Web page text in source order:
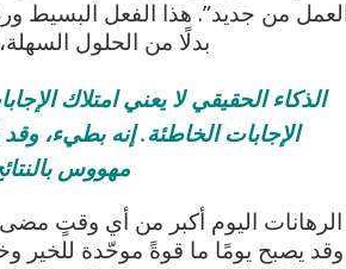
العمل من جديد”. هذا الفعل البسيط
بدلًا من الحلول
الذكاء الحقيقي لا يعني امتلاك
الإجابات الخاطئة.إنه بطيء،
مهووس
الرهانات اليوم أكبر من أي وقتٍ
وقد يصبح يومًا ما قوةً موحّدة للخير